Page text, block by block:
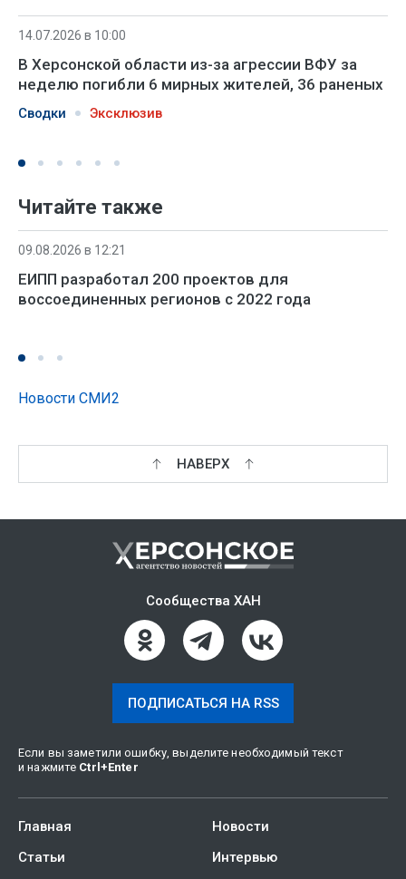
14.07.2026 в 10:00
В Херсонской области из-за агрессии ВФУ за
неделю погибли 6 мирных жителей, 36 раненых
Сводки Эксклюзив
Читайте также
09.08.2026 в 12:21
ЕИПП разработал 200 проектов для
воссоединенных регионов с 2022 года
Новости СМИ2
НАВЕРХ
Сообщества ХАН
ПОДПИСАТЬСЯ НА RSS
Если вы заметили ошибку, выделите необходимый текст
и нажмите Ctrl +Enter
Главная
Новости
Статьи
Интервью